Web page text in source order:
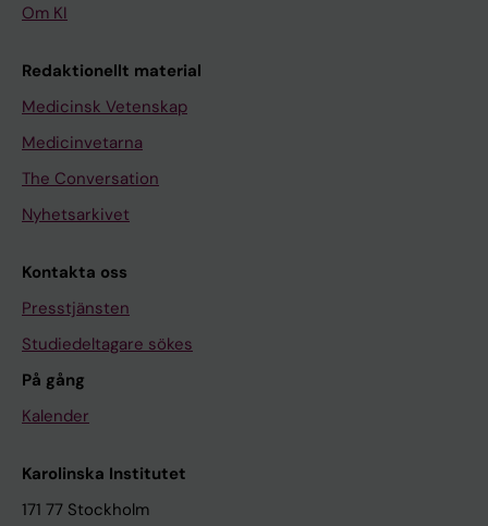
Om KI
Redaktionellt material
Medicinsk Vetenskap
Medicinvetarna
The Conversation
Nyhetsarkivet
Kontakta oss
Presstjänsten
Studiedeltagare sökes
På gång
Kalender
Karolinska Institutet
171 77 Stockholm